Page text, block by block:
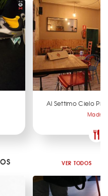
Al Settimo Cielo
Madrid
VER TODOS